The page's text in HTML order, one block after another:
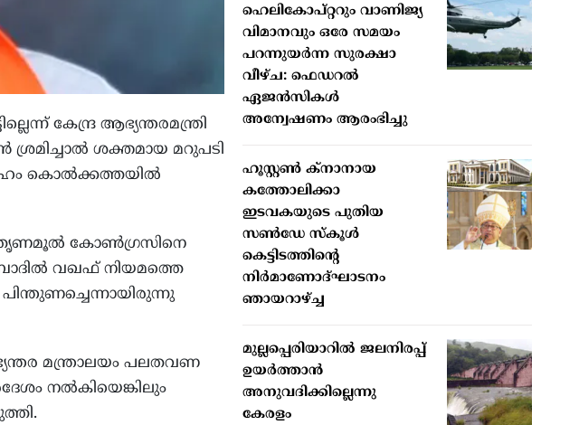
കേന്ദ്ര ആഭ്യന്തരമന്ത്രി
ശ്രമിച്ചാല്‍ ശക്തമായ മറുപടി
കൊല്‍ക്കത്തയില്‍
തൃണമൂല്‍ കോണ്‍ഗ്രസിനെ
വഖഫ് നിയമത്തെ
മന്ത്രാലയം പലതവണ
നല്‍കിയെങ്കിലും
ഹെലികോപ്റ്ററും വാണിജ്യ
വിമാനവും ഒരേ സമയം
പറന്നുയര്‍ന്ന സുരക്ഷാ
വീഴ്ച: ഫെഡറല്‍
ഏജന്‍സികള്‍
അന്വേഷണം ആരംഭിച്ചു
ഹൂസ്റ്റണ്‍ ക്നാനായ
കത്തോലിക്കാ
ഇടവകയുടെ പുതിയ
സണ്‍ഡേ സ്‌കൂള്‍
കെട്ടിടത്തിന്റെ
നിര്‍മാണോദ്ഘാടനം
ഞായറാഴ്ച്ച
മുല്ലപ്പെരിയാറില്‍ ജലനിരപ്പ്
ഉയര്‍ത്താന്‍
അനുവദിക്കില്ലെന്നു
കേരളം